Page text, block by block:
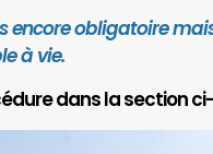
encore obligatoire
le à vie.
dans la section